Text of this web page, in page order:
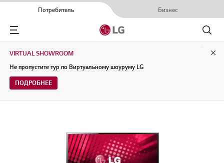
Потребитель Бизнес
Menu
Поиск
VIRTUAL SHOWROOM
Не пропустите тур по Виртуальному шоуруму LG
ПОДРОБНЕЕ